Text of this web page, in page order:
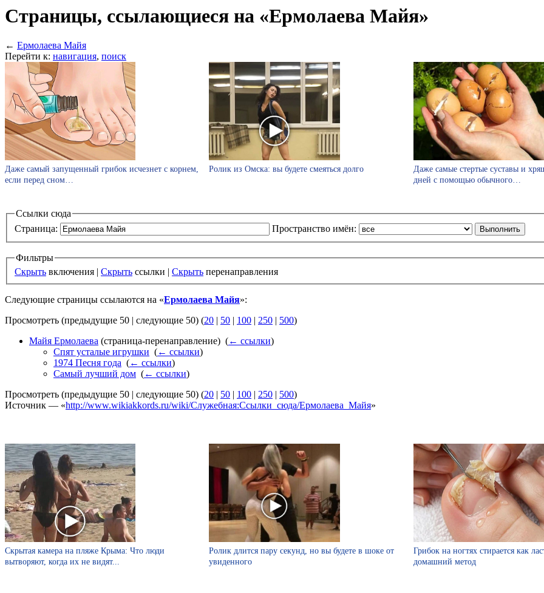
Страницы, ссылающиеся на «Ермолаева Майя»
← Ермолаева Майя
Перейти к: навигация, поиск
Даже самый запущенный грибок исчезнет с корнем,
если перед сном…
Ролик из Омска: вы будете смеяться долго
Даже самые стертые суставы и
дней с помощью обычного…
Ссылки сюда
Страница:
Пространство имён:
Фильтры
Скрыть включения | Скрыть ссылки | Скрыть перенаправления
Следующие страницы ссылаются на «Ермолаева Майя»:
Просмотреть (предыдущие 50 | следующие 50) (20 | 50 | 100 | 250 | 500)
Майя Ермолаева (страница-перенаправление) ‎ (← ссылки)
Спят усталые игрушки (← ссылки)
1974 Песня года (← ссылки)
Самый лучший дом (← ссылки)
Просмотреть (предыдущие 50 | следующие 50) (20 | 50 | 100 | 250 | 500)
Источник — «http://www.wikiakkords.ru/wiki/Служебная:Ссылки_сюда/Ермолаева_Майя»
Скрытая камера на пляже Крыма: Что люди
вытворяют, когда их не видят...
Ролик длится пару секунд, но вы будете в шоке от
увиденного
Грибок на ногтях стирается как
домашний метод